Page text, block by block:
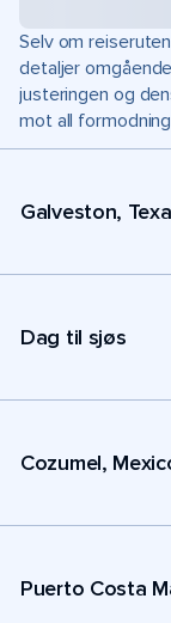
Selv om
detaljer
justeringen og
mot all
Galveston,
Dag til sjøs
Cozumel,
Puerto Costa